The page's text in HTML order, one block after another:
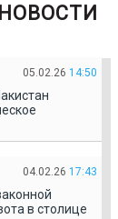
05.02.26 14:50
04.02.26 17:43
в столице